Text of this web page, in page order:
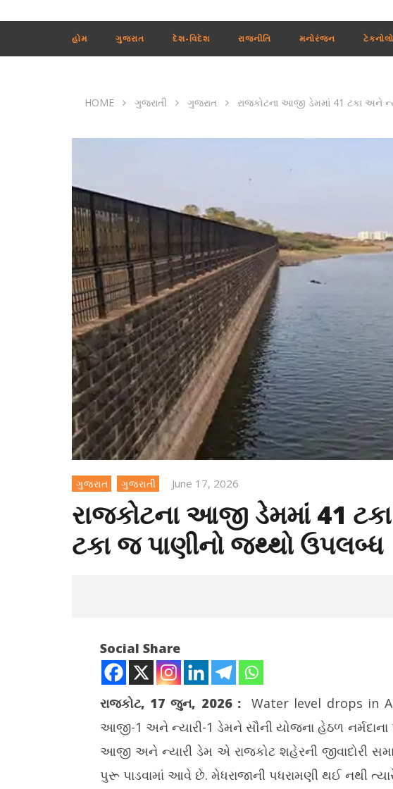
હોમ ગુજરાત દેશ-વિદેશ રાજનીતિ મનોરંજન
HOME ગુજરાતી ગુજરાત રાજકોટના આજી ડેમમાં 41 ટકા અને
ગુજરાત ગુજરાતી June 17, 2026
રાજકોટના આજી ડેમમાં 41
ટકા જ પાણીનો જથ્થો ઉપલબ્ધ
રાજકોટના આજી ડેમમાં 41 ટકા અને ન્યારી
ડેમમાં 29 ટકા જ પાણીનો જથ્થો ઉપલબ્ધ
થાઈલેન્ડની એક શાળામાં
અને વિદ્યાર્થી સહિત 4 લોકોના
Social Share
રાજકોટ, 17 જુન, 2026 : Water level drops in
આજી-1 અને ન્યારી-1 ડેમને સૌની યોજના હેઠળ
આજી અને ન્યારી ડેમ એ રાજકોટ શહેરની જીવાદોરી
પુરૂ પાડવામાં આવે છે. મેધરાજાની પધરામણી થઈ નથી